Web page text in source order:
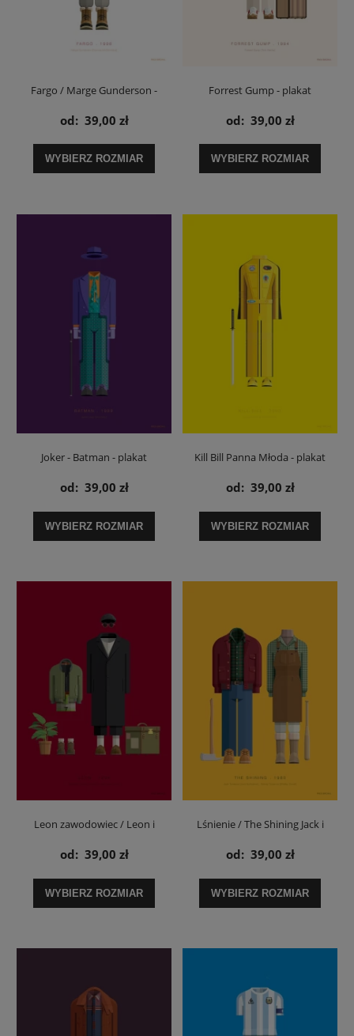
Fargo / Marge Gunderson -
plakat
od: 39,00 zł
WYBIERZ ROZMIAR
Forrest Gump - plakat
od: 39,00 zł
WYBIERZ ROZMIAR
Joker - Batman - plakat
od: 39,00 zł
WYBIERZ ROZMIAR
Kill Bill Panna Młoda - plakat
od: 39,00 zł
WYBIERZ ROZMIAR
Leon zawodowiec / Leon i
Mathilda - plakat
od: 39,00 zł
WYBIERZ ROZMIAR
Lśnienie / The Shining Jack i
Wendy - plakat
od: 39,00 zł
WYBIERZ ROZMIAR